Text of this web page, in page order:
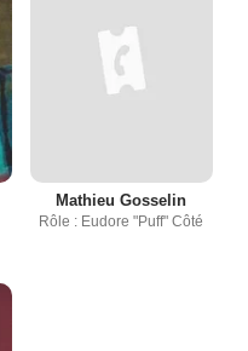
Mathieu Gosselin
Rôle : Eudore "Puff" Côté